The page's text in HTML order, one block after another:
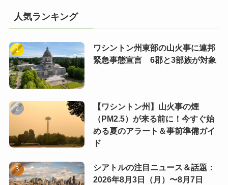
人気ランキング
ワシントン州東部の山火事に連邦
緊急事態宣言 6郡と3部族が対象
【ワシントン州】山火事の煙
（PM2.5）が来る前に！今すぐ始
める夏のアラート＆事前準備ガイ
ド
シアトルの注目ニュース＆話題：
2026年8月3日（月）〜8月7日